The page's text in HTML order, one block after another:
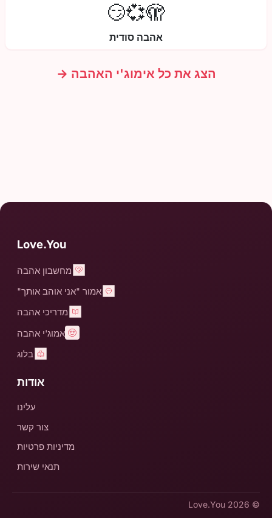
🫣💞😏
אהבה סודית
הצג את כל אימוג'י האהבה →
Love.You
מחשבון אהבה
אמור "אני אוהב אותך"
מדריכי אהבה
אמוג'י אהבה
בלוג
אודות
עלינו
צור קשר
מדיניות פרטיות
תנאי שירות
© 2026
Love.You